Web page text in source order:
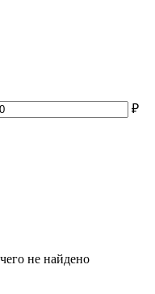
₽
не найдено